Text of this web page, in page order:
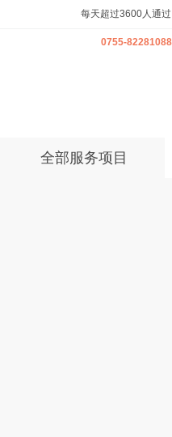
每天超过3600人通
0755-
全部服务项目